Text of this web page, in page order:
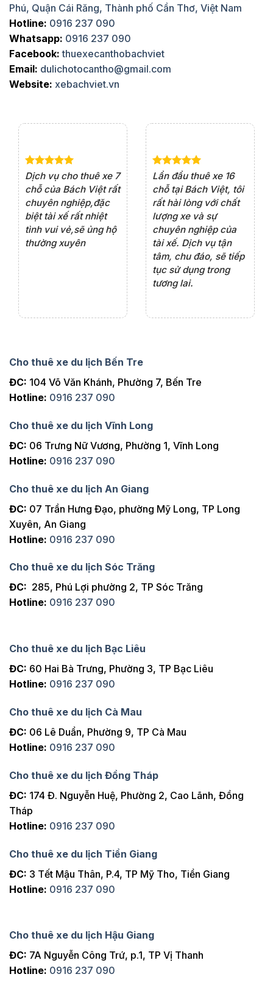
Phú, Quận Cái Răng, Thành phố Cần Thơ, Việt Nam
Hotline: 0916 237 090
Whatsapp: 0916 237 090
Facebook: thuexecanthobachviet
Email: dulichotocantho@gmail.com
Website: xebachviet.vn
Dịch vụ cho thuê xe 7
chỗ của Bách Việt rất
chuyên nghiệp,đặc
biệt tài xế rất nhiệt
tình vui vẻ,sẽ ủng hộ
thường xuyên
Lần đầu thuê xe 16
chỗ tại Bách Việt, tôi
rất hài lòng với chất
lượng xe và sự
chuyên nghiệp của
tài xế. Dịch vụ tận
tâm, chu đáo, sẽ tiếp
tục sử dụng trong
tương lai.
Cho thuê xe du lịch Bến Tre
ĐC: 104 Võ Văn Khánh, Phường 7, Bến Tre
Hotline: 0916 237 090
Cho thuê xe du lịch Vĩnh Long
ĐC: 06 Trưng Nữ Vương, Phường 1, Vĩnh Long
Hotline: 0916 237 090
Cho thuê xe du lịch An Giang
ĐC: 07 Trần Hưng Đạo, phường Mỹ Long, TP Long
Xuyên, An Giang
Hotline: 0916 237 090
Cho thuê xe du lịch Sóc Trăng
ĐC: 285, Phú Lợi phường 2, TP Sóc Trăng
Hotline: 0916 237 090
Cho thuê xe du lịch Bạc Liêu
ĐC: 60 Hai Bà Trưng, Phường 3, TP Bạc Liêu
Hotline: 0916 237 090
Cho thuê xe du lịch Cà Mau
ĐC: 06 Lê Duẩn, Phường 9, TP Cà Mau
Hotline: 0916 237 090
Cho thuê xe du lịch Đồng Tháp
ĐC: 174 Đ. Nguyễn Huệ, Phường 2, Cao Lãnh, Đồng
Tháp
Hotline: 0916 237 090
Cho thuê xe du lịch Tiền Giang
ĐC: 3 Tết Mậu Thân, P.4, TP Mỹ Tho, Tiền Giang
Hotline: 0916 237 090
Cho thuê xe du lịch Hậu Giang
ĐC: 7A Nguyễn Công Trứ, p.1, TP Vị Thanh
Hotline: 0916 237 090